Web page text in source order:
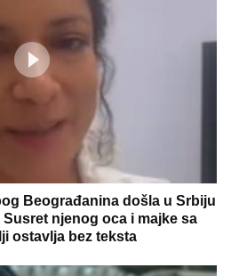
Beograđanina došla u Srbiju
njenog oca i majke sa
ostavlja bez teksta